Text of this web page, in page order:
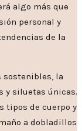
algo más que
personal y
de la
sostenibles, la
y siluetas únicas.
tipos de cuerpo y
a dobladillos